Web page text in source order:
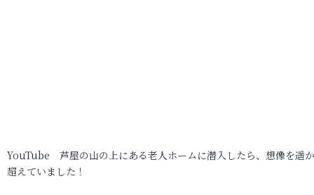
YouTube 芦屋の山の上にある老人ホームに潜入したら、想像を遥
超えていました！